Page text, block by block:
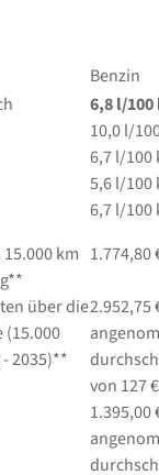
Benzin
6,8l/100
10,0l/
6,7l/100
5,6l/100
6,7l/100
km 1.774,80
über die
(15.000
2035)**
2.952,75
von 127
1.395,00